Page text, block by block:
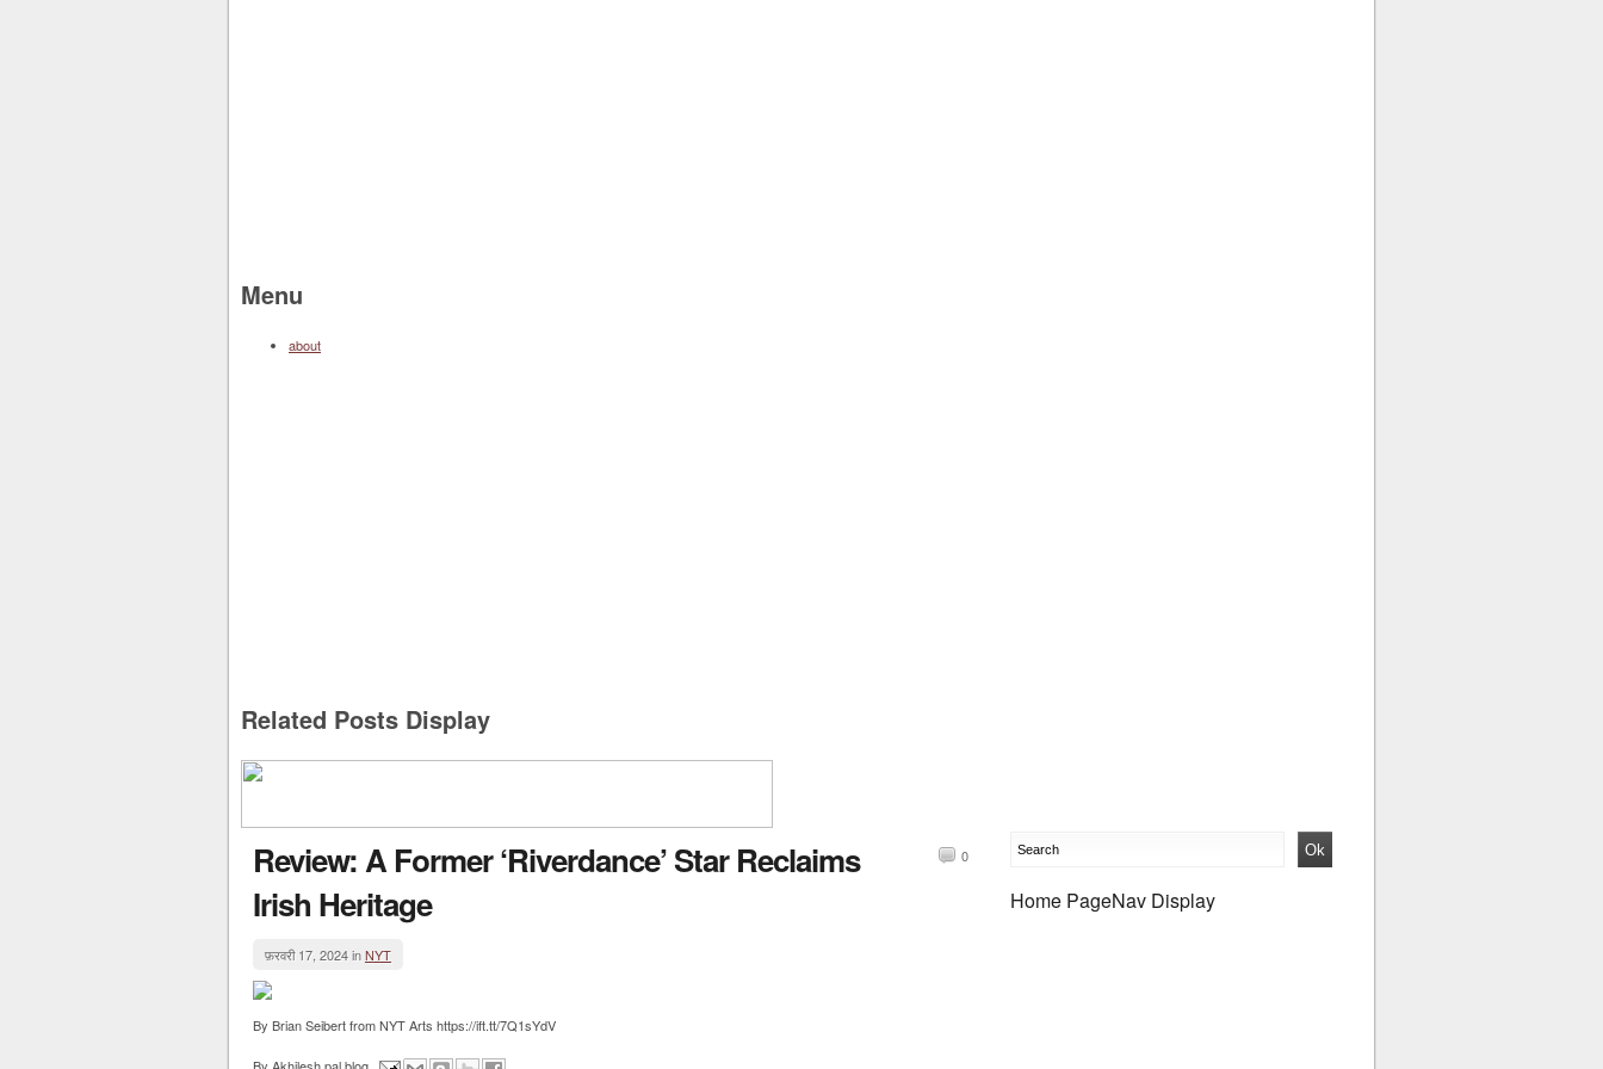
Menu
about
Related Posts Display
Review: A Former ‘Riverdance’ Star Reclaims
Irish Heritage
0
फ़रवरी 17, 2024 inNYT
By Brian Seibert from NYT Arts https://ift.tt/7Q1sYdV
Home PageNav Display